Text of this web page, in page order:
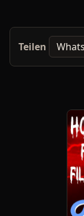
Teilen